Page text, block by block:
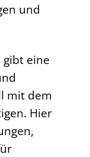
und
gibt eine
mit dem
Hier